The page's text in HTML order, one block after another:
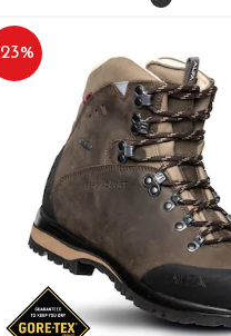
23%